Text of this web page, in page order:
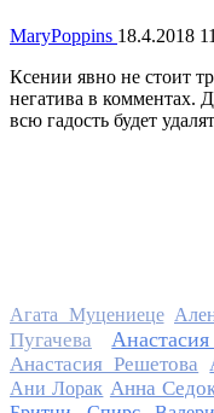
MaryPoppins 18.4.2018
Ксении явно не стоит
негатива в комментах.
всю гадость будет
Агата Муцениеце
Пугачева
Анастасия Решетова
Ани Лорак Анна